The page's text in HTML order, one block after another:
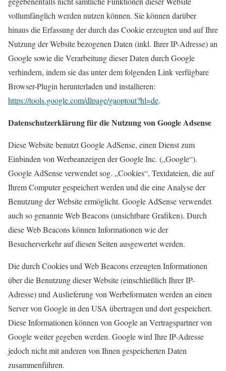
vollumfänglich werden nutzen können. Sie können darüber
hinaus die Erfassung der durch das Cookie erzeugten und auf Ihre
Nutzung der Website bezogenen Daten (inkl. Ihrer IP-Adresse) an
Google sowie die Verarbeitung dieser Daten durch Google
verhindern, indem sie das unter dem folgenden Link verfügbare
Browser-Plugin herunterladen und installieren:
https://tools.google.com/dlpage/gaoptout?hl=de.
Datenschutzerklärung für die Nutzung von Google Adsense
Diese Website benutzt Google AdSense, einen Dienst zum
Einbinden von Werbeanzeigen der Google Inc. („Google“).
Google AdSense verwendet sog. „Cookies“, Textdateien, die auf
Ihrem Computer gespeichert werden und die eine Analyse der
Benutzung der Website ermöglicht. Google AdSense verwendet
auch so genannte Web Beacons (unsichtbare Grafiken). Durch
diese Web Beacons können Informationen wie der
Besucherverkehr auf diesen Seiten ausgewertet werden.
Die durch Cookies und Web Beacons erzeugten Informationen
über die Benutzung dieser Website (einschließlich Ihrer IP-
Adresse) und Auslieferung von Werbeformaten werden an einen
Server von Google in den USA übertragen und dort gespeichert.
Diese Informationen können von Google an Vertragspartner von
Google weiter gegeben werden. Google wird Ihre IP-Adresse
jedoch nicht mit anderen von Ihnen gespeicherten Daten
zusammenführen.